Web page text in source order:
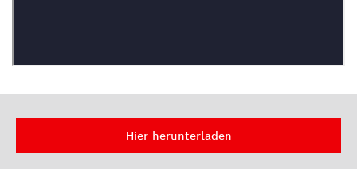
Hier herunterladen